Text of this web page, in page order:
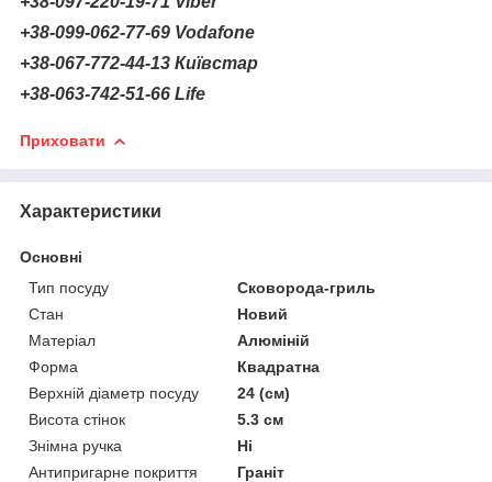
+38-099-062-77-69 Vodafone
+38-067-772-44-13 Київстар
+38-063-742-51-66 Life
Приховати
Характеристики
Основні
Тип посуду
Сковорода-гриль
Стан
Новий
Матеріал
Алюміній
Форма
Квадратна
Верхній діаметр посуду
24 (см)
Висота стінок
5.3 см
Знімна ручка
Ні
Антипригарне покриття
Граніт